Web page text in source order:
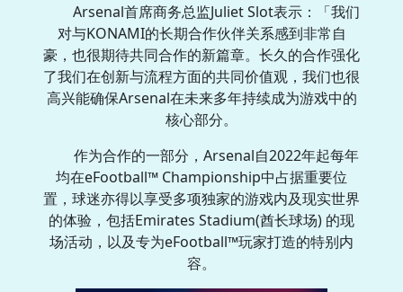
Arsenal首席商务总监Juliet Slot表示：「我们
对与KONAMI的长期合作伙伴关系感到非常自
豪，也很期待共同合作的新篇章。长久的合作强化
了我们在创新与流程方面的共同价值观，我们也很
高兴能确保Arsenal在未来多年持续成为游戏中的
核心部分。
作为合作的一部分，Arsenal自2022年起每年
均在eFootball™ Championship中占据重要位
置，球迷亦得以享受多项独家的游戏内及现实世界
的体验，包括Emirates Stadium(酋长球场) 的现
场活动，以及专为eFootball™玩家打造的特别内
容。